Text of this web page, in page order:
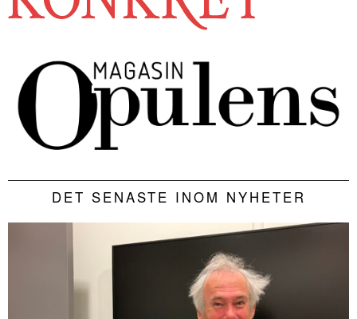
DET SENASTE INOM NYHETER